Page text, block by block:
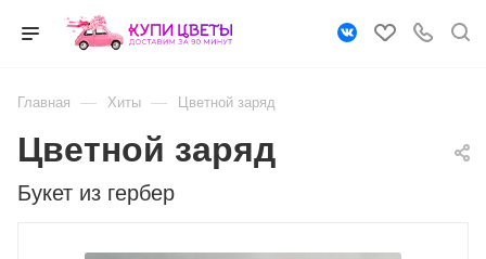
Главная — Хиты — Цветной заряд
Букет из гербер
Цветной заряд